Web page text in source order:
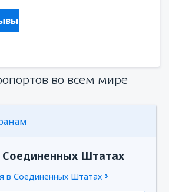
во всем мире
Соединенных Штатах
в Соединенных Штатах